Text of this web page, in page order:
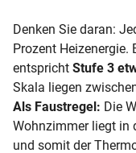
Denken Sie daran:
Prozent
entspricht Stufe 3
Skala liegen
Als Faustregel: Die
Wohnzimmer liegt in
und somit der